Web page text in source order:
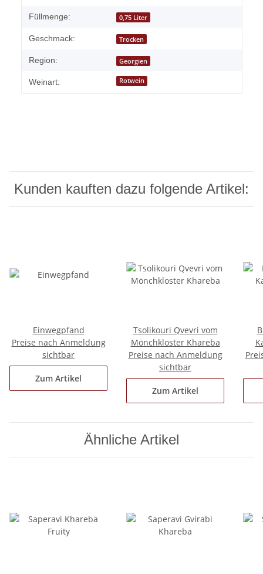
Füllmenge: 0,75 Liter
Geschmack: Trocken
Region: Georgien
Weinart: Rotwein
Kunden kauften dazu folgende Artikel:
Einwegpfand
Preise nach Anmeldung
sichtbar
Zum Artikel
Tsolikouri Qvevri vom
Mönchkloster Khareba
Preise nach Anmeldung
sichtbar
Zum Artikel
Ähnliche Artikel